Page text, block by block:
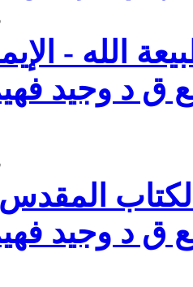
الله -